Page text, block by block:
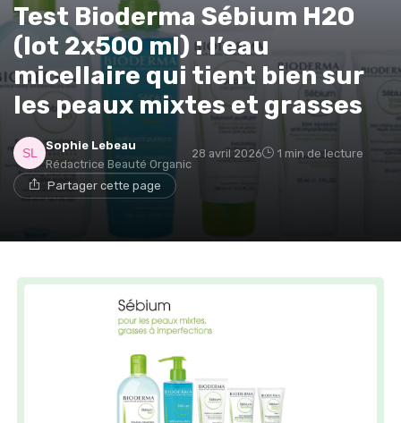
Test Bioderma Sébium H2O
(lot 2x500 ml) : l’eau
micellaire qui tient bien sur
les peaux mixtes et grasses
Sophie Lebeau
Rédactrice Beauté Organic
28 avril 2026 1 min de lecture
Partager cette page